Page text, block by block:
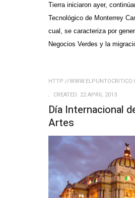
Tierra iniciaron ayer,
Tecnológico de Monterrey
cual, se caracteriza por
Negocios Verdes y la
HTTP://
CREATED: 22 APRIL 2013
Día Internacional
Artes